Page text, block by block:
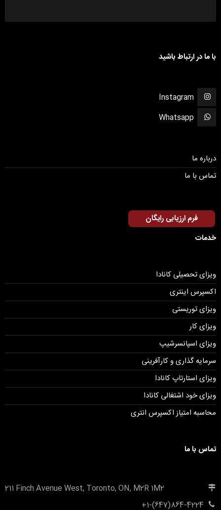
با ما در ارتباط باشید
Instagram
Whatsapp
درباره ما
تماس با ما
فرم ارزیابی رایگان
خدمات
ویزای تحصیلی کانادا
اکسپرس اینتری
ویزای توریستی
ویزای کار
ویزای اسپانسرشیپ
سرمایه گذاری و کارآفرینی
ویزای استارتاپ کانادا
ویزای خود اشتغالی کانادا
محاسبه امتیاز اکسپرس انتری
تماس با ما
211 Finch Avenue West, Toronto, ON, M2R 1M2
+1-(647)864-4224